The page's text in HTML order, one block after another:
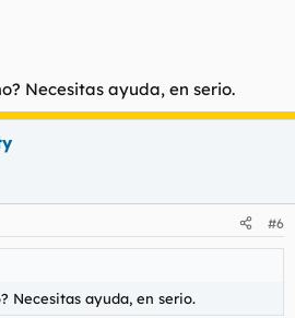
darme caña...
las hienas, cuando van solas son
rapidito...
Necesitas ayuda, en serio.
#6
Necesitas ayuda, en serio.